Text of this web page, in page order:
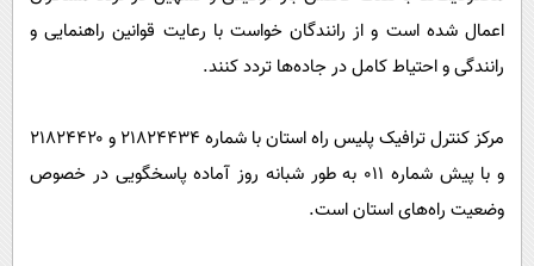
اعمال شده است و از رانندگان خواست با رعایت قوانین راهنمایی و
رانندگی و احتیاط کامل در جاده‌ها تردد کنند.
مرکز کنترل ترافیک پلیس راه استان با شماره ۲۱۸۲۴۴۳۴ و ۲۱۸۲۴۴۲۰
و با پیش شماره ۰۱۱ به طور شبانه روز آماده پاسخگویی در خصوص
وضعیت راه‌های استان است.